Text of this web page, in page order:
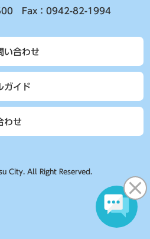
Fax：0942-82-1994
い合わせ
ガイド
わせ
City. All Right Reserved.